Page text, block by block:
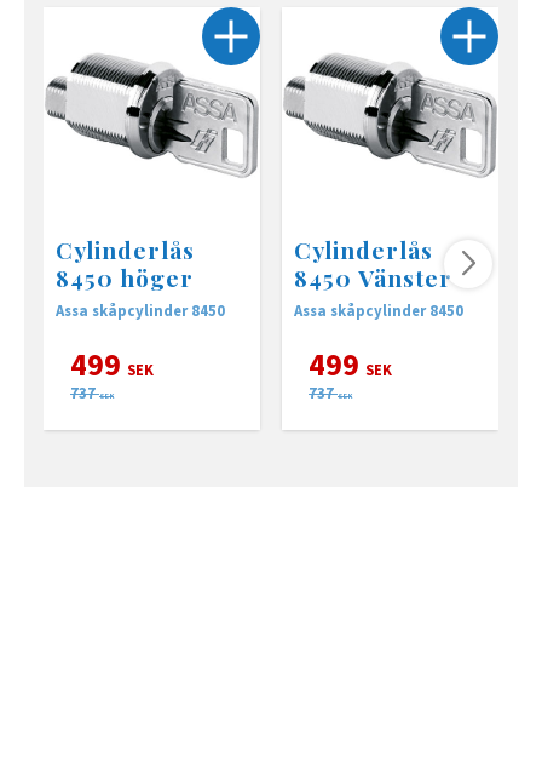
Cylinderlås
8450 höger
Assa skåpcylinder 8450
499 SEK
737 SEK
Cylinderlås
8450 Vänster
Assa skåpcylinder 8450
499 SEK
737 SEK